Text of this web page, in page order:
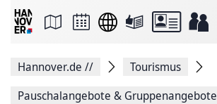
Seite
Facebook
Hannover.de //
Tourismus
Pauschalangebote & Gruppenangebote